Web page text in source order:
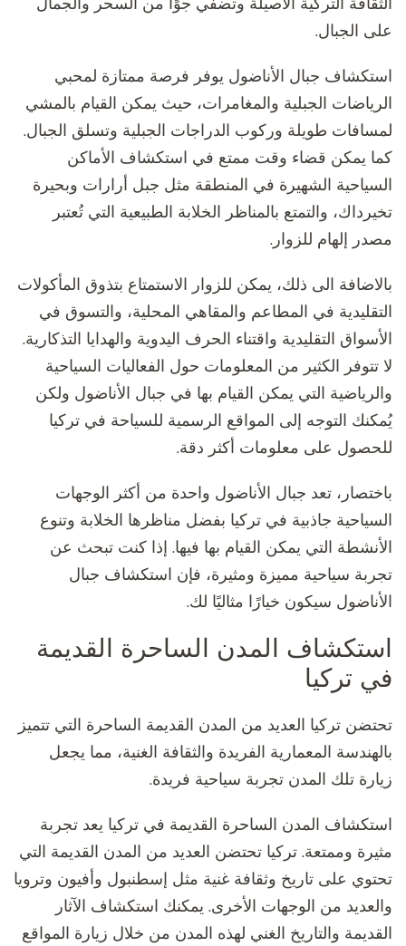
على الجبال.
استكشاف جبال الأناضول يوفر فرصة ممتازة لمحبي
الرياضات الجبلية والمغامرات، حيث يمكن القيام بالمشي
لمسافات طويلة وركوب الدراجات الجبلية وتسلق الجبال.
كما يمكن قضاء وقت ممتع في استكشاف الأماكن
السياحية الشهيرة في المنطقة مثل جبل أرارات وبحيرة
تخيرداك، والتمتع بالمناظر الخلابة الطبيعية التي تُعتبر
مصدر إلهام للزوار.
بالاضافة الى ذلك، يمكن للزوار الاستمتاع بتذوق المأكولات
التقليدية في المطاعم والمقاهي المحلية، والتسوق في
الأسواق التقليدية واقتناء الحرف اليدوية والهدايا التذكارية.
لا تتوفر الكثير من المعلومات حول الفعاليات السياحية
والرياضية التي يمكن القيام بها في جبال الأناضول ولكن
يُمكنك التوجه إلى المواقع الرسمية للسياحة في تركيا
للحصول على معلومات أكثر دقة.
باختصار، تعد جبال الأناضول واحدة من أكثر الوجهات
السياحية جاذبية في تركيا بفضل مناظرها الخلابة وتنوع
الأنشطة التي يمكن القيام بها فيها. إذا كنت تبحث عن
تجربة سياحية مميزة ومثيرة، فإن استكشاف جبال
الأناضول سيكون خيارًا مثاليًا لك.
استكشاف المدن الساحرة القديمة
في تركيا
تحتضن تركيا العديد من المدن القديمة الساحرة التي تتميز
بالهندسة المعمارية الفريدة والثقافة الغنية، مما يجعل
زيارة تلك المدن تجربة سياحية فريدة.
استكشاف المدن الساحرة القديمة في تركيا يعد تجربة
مثيرة وممتعة. تركيا تحتضن العديد من المدن القديمة التي
تحتوي على تاريخ وثقافة غنية مثل إسطنبول وأفيون وترويا
والعديد من الوجهات الأخرى. يمكنك استكشاف الآثار
القديمة والتاريخ الغني لهذه المدن من خلال زيارة المواقع